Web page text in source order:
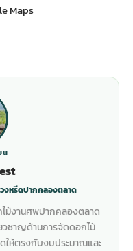
Maps
น
งหรีดปากคลองตลาด
ไม้งานศพปากคลองตลาด
วชาญด้านการจัดดอกไม้
ให้ตรงกับงบประมาณและ